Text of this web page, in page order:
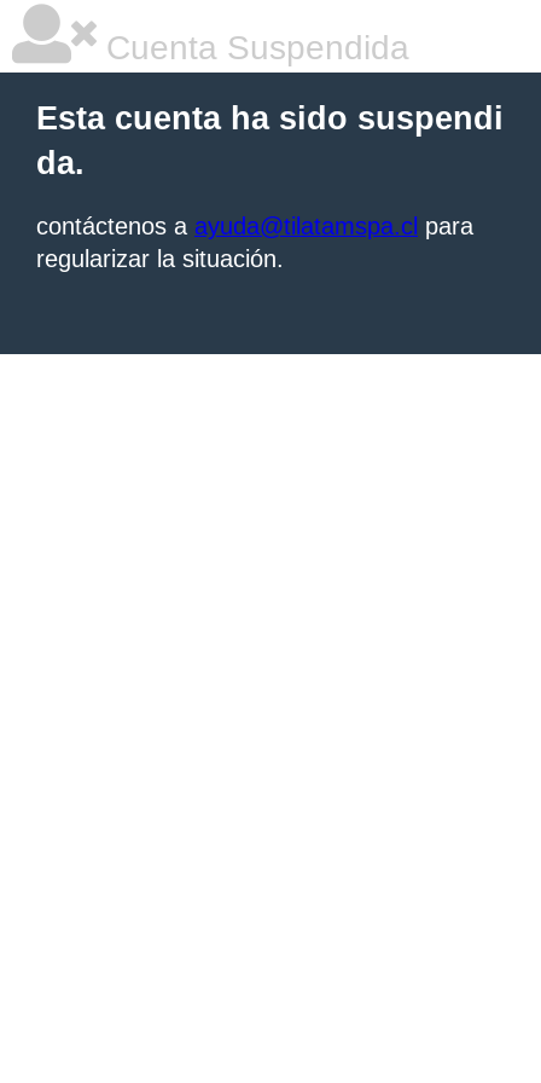
Cuenta Suspendida
Esta cuenta ha sido suspendi
da.
contáctenos a ayuda@tilatamspa.cl para
regularizar la situación.